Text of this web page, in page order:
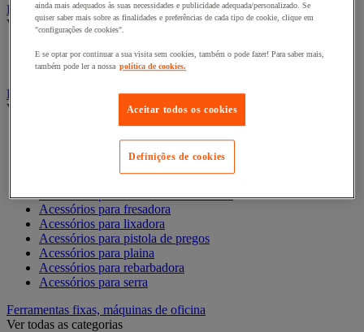
Ferramentas Elétricas
Ver todas as categorias
Ferramentas elétricas portáteis com fios
Ferramentas elétricas portáteis sem fios
Ferramentas elétricas portáteis - Acessórios
Ver todas as categorias
Acessórios para berbequim
Acessórios para cortador-lixador
Acessórios para Ferramentas Elétricas
Acessórios para fresadora
Acessórios para lixadora
Acessórios para pistola de pregos
Acessórios para plaina
Acessórios para rebarbadora
Acessórios para serra
Ferramentas fixas, máquinas de oficina
Ver todas as categorias
ainda mais adequados às suas necessidades e publicidade adequada/personalizado. Se
quiser saber mais sobre as finalidades e preferências de cada tipo de cookie, clique em
"configurações de cookies".
E se optar por continuar a sua visita sem cookies, também o pode fazer! Para saber mais,
também pode ler a nossa política de cookies.
Aceitar todos os cookies
Definições de cookies